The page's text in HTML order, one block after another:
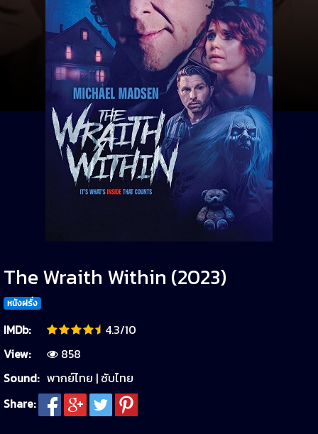
The Wraith Within (2023)
หนังฝรั่ง
IMDb:
4.3/10
View:
858
Sound: พากย์ไทย | ซับไทย
Share: